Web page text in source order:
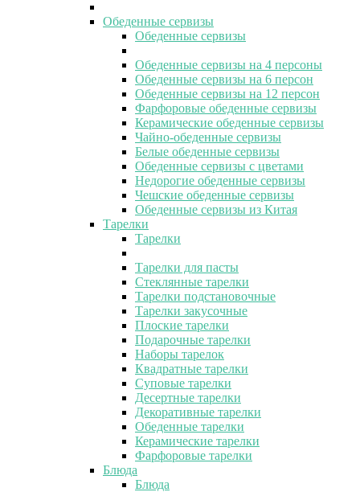
Обеденные сервизы
Обеденные сервизы
Обеденные сервизы на 4 персоны
Обеденные сервизы на 6 персон
Обеденные сервизы на 12 персон
Фарфоровые обеденные сервизы
Керамические обеденные сервизы
Чайно-обеденные сервизы
Белые обеденные сервизы
Обеденные сервизы с цветами
Недорогие обеденные сервизы
Чешские обеденные сервизы
Обеденные сервизы из Китая
Тарелки
Тарелки
Тарелки для пасты
Стеклянные тарелки
Тарелки подстановочные
Тарелки закусочные
Плоские тарелки
Подарочные тарелки
Наборы тарелок
Квадратные тарелки
Суповые тарелки
Десертные тарелки
Декоративные тарелки
Обеденные тарелки
Керамические тарелки
Фарфоровые тарелки
Блюда
Блюда